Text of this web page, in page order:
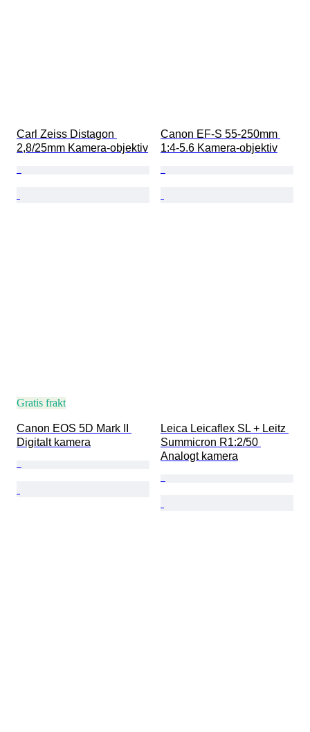
Carl Zeiss Distagon
2,8/25mm Kamera-objektiv
Canon EF-S 55-250mm
1:4-5.6 Kamera-objektiv
Gratis frakt
Canon EOS 5D Mark II
Digitalt kamera
Leica Leicaflex SL + Leitz
Summicron R1:2/50
Analogt kamera